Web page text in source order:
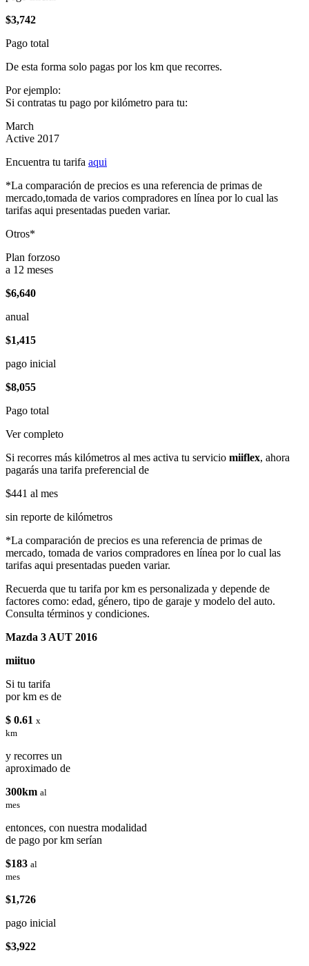
$3,742
Pago total
De esta forma solo pagas por los km que recorres.
Por ejemplo:
Si contratas tu pago por kilómetro para tu:
March
Active 2017
Encuentra tu tarifa aqui
*La comparación de precios es una referencia de primas de
mercado,tomada de varios compradores en línea por lo cual las
tarifas aqui presentadas pueden variar.
Otros*
Plan forzoso
a 12 meses
$6,640
anual
$1,415
pago inicial
$8,055
Pago total
Ver completo
Si recorres más kilómetros al mes activa tu servicio miiflex, ahora
pagarás una tarifa preferencial de
$441 al mes
sin reporte de kilómetros
*La comparación de precios es una referencia de primas de
mercado, tomada de varios compradores en línea por lo cual las
tarifas aqui presentadas pueden variar.
Recuerda que tu tarifa por km es personalizada y depende de
factores como: edad, género, tipo de garaje y modelo del auto.
Consulta términos y condiciones.
Mazda 3 AUT 2016
miituo
Si tu tarifa
por km es de
$ 0.61 x
km
y recorres un
aproximado de
300km al
mes
entonces, con nuestra modalidad
de pago por km serían
$183 al
mes
$1,726
pago inicial
$3,922